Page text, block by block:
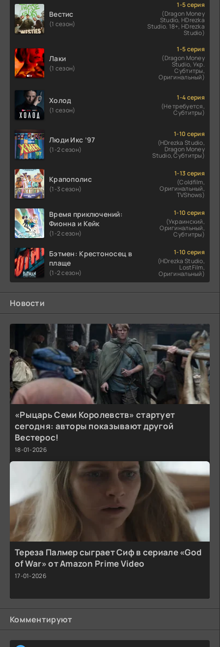
Вестис
(1 сезон)
1-5 серия
(Dragon Money
Studio, HDrezka
Studio. 18+, HDrezka
Studio)
Лаки
(1 сезон)
1-5 серия
(Dragon Money
Studio, Укр.
Субтитры,
Оригинальный)
Холод
(1 сезон)
1-4 серия
(Не требуется,
Субтитры)
Люди Икс ’97
(1-2 сезон)
1-10 серия
(HDrezka Studio,
Dragon Money
Studio, Субтитры)
Крапополис
(1-3 сезон)
1-13 серия
(Coldfilm,
Оригинальный,
TVShows)
Время приключений:
Фионна и Кейк
(1-2 сезон)
1-10 серия
(Украинский,
Оригинальный,
Субтитры)
Бэтмен: Крестоносец в
плаще
(1-2 сезон)
1-10 серия
(HDrezka Studio,
LostFilm,
Оригинальный)
Новости
«Рыцарь Семи Королевств» стартует
сегодня: авторы показывают другой
Вестерос!
18-01-2026
Тереза Палмер сыграет Сиф в сериале «God
of War» от Amazon Prime Video
17-01-2026
Комментируют